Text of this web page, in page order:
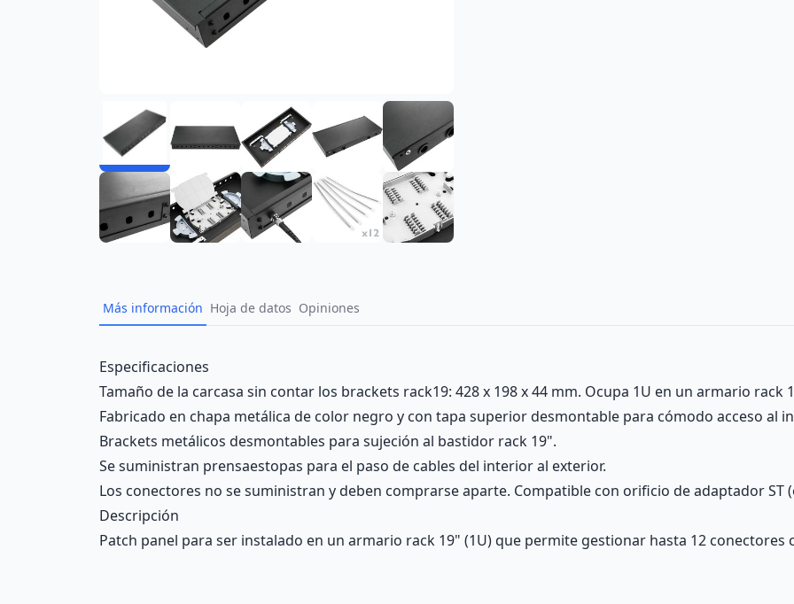
Más información Hoja de datos Opiniones
Description
Especificaciones
Tamaño de la carcasa sin contar los brackets rack19: 428 x 198 x 44 mm. Ocupa 1U en un armario rack
Fabricado en chapa metálica de color negro y con tapa superior desmontable para cómodo acceso al
Brackets metálicos desmontables para sujeción al bastidor rack 19".
Se suministran prensaestopas para el paso de cables del interior al exterior.
Los conectores no se suministran y deben comprarse aparte. Compatible con orificio de adaptador ST
Descripción
Patch panel para ser instalado en un armario rack 19" (1U) que permite gestionar hasta 12 conectores